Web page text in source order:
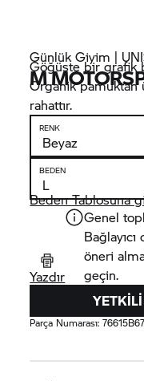
Günlük Giyim |
M
Göğüste bir grafik
Organik pamuktan
rahattır.
RENK
BEDEN
Beden Tablosuna
Yazdır
Genel
öneri
geçin.
Parça Numarası: